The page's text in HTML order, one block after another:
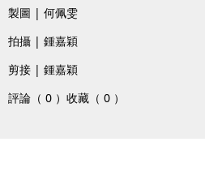
製圖 | 何佩雯
拍攝 | 鍾嘉穎
剪接 | 鍾嘉穎
評論（ 0 ） 收藏（ 0 ）